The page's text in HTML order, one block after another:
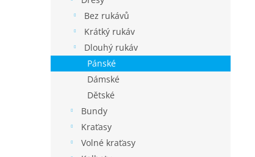
e
l
Bez rukávů
Krátký rukáv
Dlouhý rukáv
Pánské
Dámské
Dětské
Bundy
Kraťasy
Volné kraťasy